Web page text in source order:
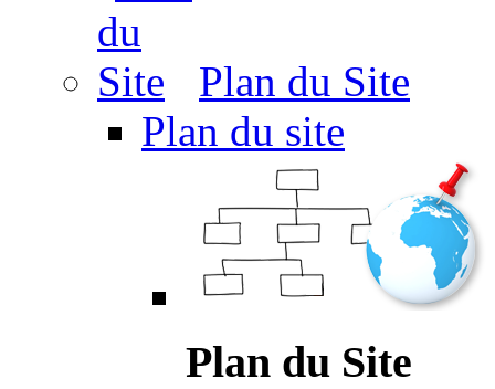
Plan du Site
Plan du site
Plan du Site